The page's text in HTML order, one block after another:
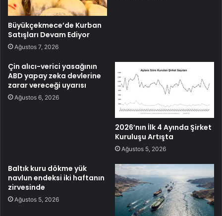
Büyükçekmece’de Kurban
Satışları Devam Ediyor
Ağustos 7, 2026
Çin alıcı-verici yasağının
ABD yapay zeka devlerine
zarar vereceği uyarısı
Ağustos 6, 2026
2026’nın İlk 4 Ayında Şirket
Kuruluşu Artışta
Ağustos 5, 2026
Baltık kuru dökme yük
navlun endeksi iki haftanın
zirvesinde
Ağustos 5, 2026